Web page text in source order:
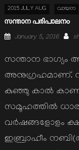
2015 JULY AUG വായന
സന്താന പരിപാലനം
Posted
January 5, 2016
സന്താന
അനുഗ്രഹമാണ്‌.
കുഞ്ഞു കാല്‍
സമൂഹത്തില്‍
വര്‍ഷങ്ങളോളം
ഇബ്രാഹീം